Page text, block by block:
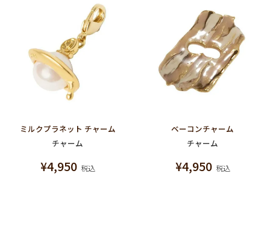
ミルクプラネット チャーム
チャーム
¥4,950 税込
ベーコンチャーム
チャーム
¥4,950 税込